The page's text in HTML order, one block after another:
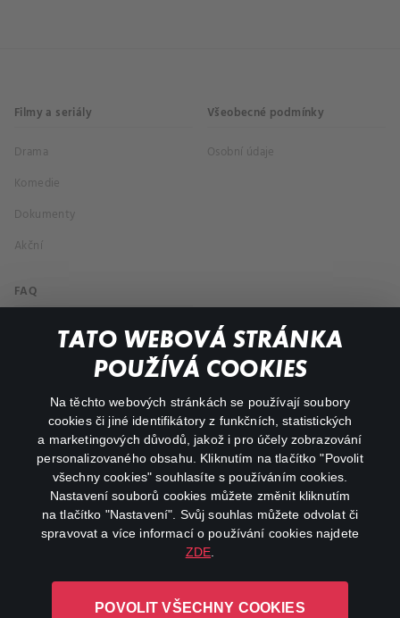
TATO WEBOVÁ STRÁNKA
POUŽÍVÁ COOKIES
Na těchto webových stránkách se používají soubory
cookies či jiné identifikátory z funkčních, statistických
a marketingových důvodů, jakož i pro účely zobrazování
personalizovaného obsahu. Kliknutím na tlačítko "Povolit
všechny cookies" souhlasíte s používáním cookies.
Nastavení souborů cookies můžete změnit kliknutím
na tlačítko "Nastavení". Svůj souhlas můžete odvolat či
spravovat a více informací o používání cookies najdete
ZDE
POVOLIT VŠECHNY COOKIES
Filmy a seriály
Drama
Komedie
Dokumenty
Akční
Všeobecné podmínky
Osobní údaje
FAQ
Můj účet
Důležité odkazy
facebookinstagram
youtube
L-1246 Luxembourg R.C.S.